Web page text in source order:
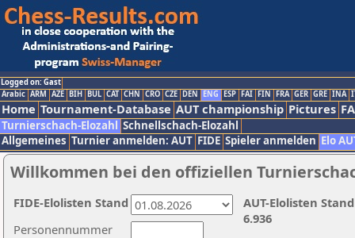
Logged on: Gast
Arabic ARM AZE BIH BUL CAT CHN CRO CZE DEN ENG ESP FAI FIN FRA GER GRE INA
Home Tournament-Database AUT championship Pictures
Turnierschach-Elozahl Schnellschach-Elozahl
Allgemeines Turnier anmelden: AUT FIDE Spieler anmelden Elo
Willkommen bei den offiziellen
Personennummer
AUT-Elolisten
6.936
FIDE-Elolisten Stand